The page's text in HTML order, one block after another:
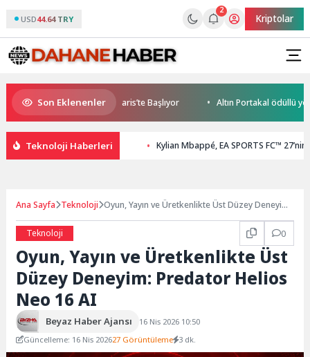
USD44.64 TRY
2
Kriptolar
Son Eklenenler
World Cup Heyecanı Paris’te Başlıyor Altın Portakal ödüllü
Teknoloji Haberleri Kylian Mbappé, EA SPORTS FC™
Ana Sayfa Teknoloji Oyun, Yayın ve Üretkenlikte Üst Düzey Deneyim:
Teknoloji
0
Oyun, Yayın ve Üretkenlikte Üst
Düzey Deneyim: Predator Helios
Neo 16 AI
Beyaz Haber Ajansı
16 Nis 2026 10:50
Güncelleme: 16 Nis 202627 Görüntüleme 3 dk.